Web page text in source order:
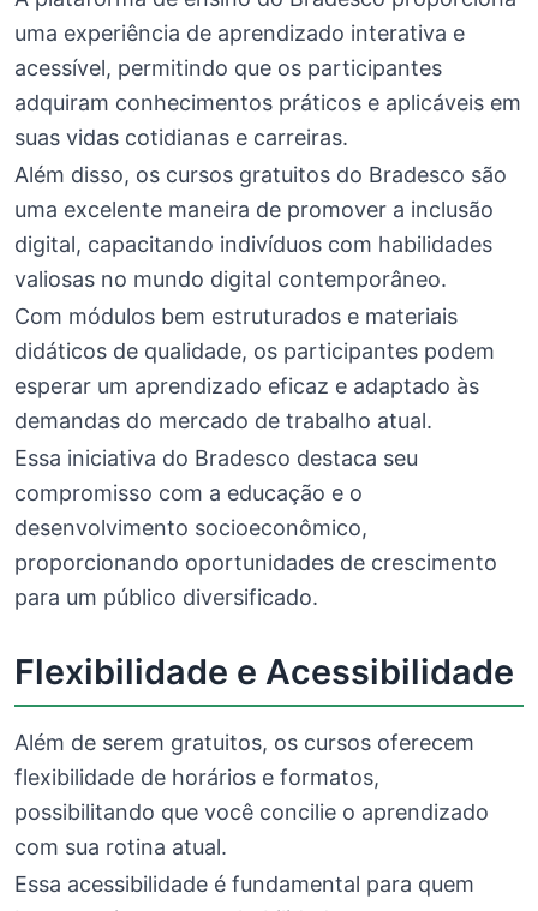
uma experiência de aprendizado interativa e
acessível, permitindo que os participantes
adquiram conhecimentos práticos e aplicáveis em
suas vidas cotidianas e carreiras.
Além disso, os cursos gratuitos do Bradesco são
uma excelente maneira de promover a inclusão
digital, capacitando indivíduos com habilidades
valiosas no mundo digital contemporâneo.
Com módulos bem estruturados e materiais
didáticos de qualidade, os participantes podem
esperar um aprendizado eficaz e adaptado às
demandas do mercado de trabalho atual.
Essa iniciativa do Bradesco destaca seu
compromisso com a educação e o
desenvolvimento socioeconômico,
proporcionando oportunidades de crescimento
para um público diversificado.
Flexibilidade e Acessibilidade
Além de serem gratuitos, os cursos oferecem
flexibilidade de horários e formatos,
possibilitando que você concilie o aprendizado
com sua rotina atual.
Essa acessibilidade é fundamental para quem